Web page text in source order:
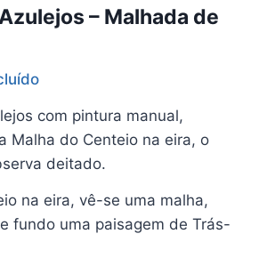
– Malhada de
com pintura manual,
Malha do Centeio na eira, o
deitado.
na eira, vê-se uma malha,
fundo uma paisagem de Trás-